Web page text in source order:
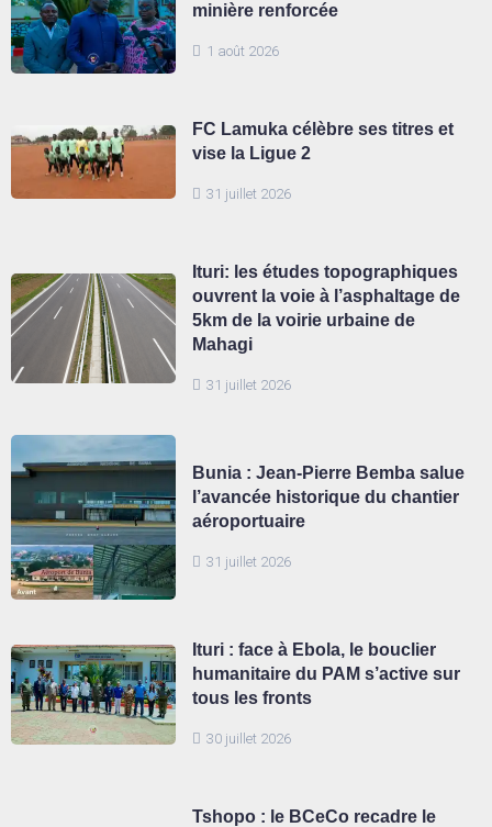
1 août 2026
minière renforcée
31 juillet 2026
FC Lamuka célèbre ses titres et
vise la Ligue 2
31 juillet 2026
Ituri: les études topographiques
ouvrent la voie à l’asphaltage de
5km de la voirie urbaine de
Mahagi
31 juillet 2026
Bunia : Jean-Pierre Bemba salue
l’avancée historique du chantier
aéroportuaire
30 juillet 2026
Ituri : face à Ebola, le bouclier
humanitaire du PAM s’active sur
tous les fronts
Tshopo : le BCeCo recadre le